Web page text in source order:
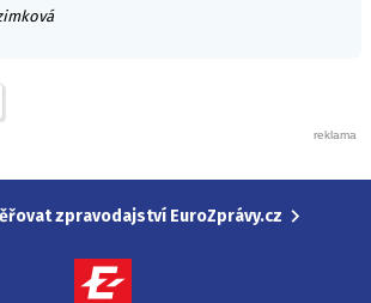
zpravodajství EuroZprávy.cz